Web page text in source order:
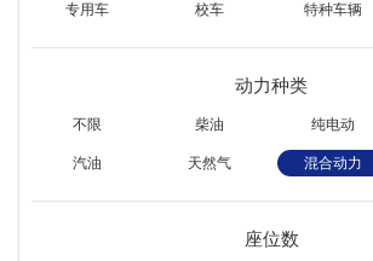
专用车 校车 特种车辆
动力种类
不限 柴油 纯电动
汽油 天然气 混合动力
座位数